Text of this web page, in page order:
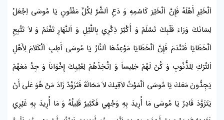
اَلْخَيْرِ أَهْلَهُ فَإِنَّ اَلْخَيْرَ كَاسْمِهِ وَ دَعِ اَلشَّرَّ لِكُلِّ مَفْتُونٍ يَا مُوسَى اِجْعَلْ
لِسَانَكَ وَرَاءَ قَلْبِكَ تَسْلَمْ وَ أَكْثِرْ ذِكْرِي بِاللَّيْلِ وَ اَلنَّهَارِ تَغْنَمْ وَ لاَ تَتَّبِعِ
اَلْخَطَايَا فَتَنْدَمَ فَإِنَّ اَلْخَطَايَا مَوْعِدُهَا اَلنَّارُيَامُوسَى أَطِبِ اَلْكَلاَمَ لِأَهْلِ
اَلتَّرْكِ لِلذُّنُوبِ وَ كُنْ لَهُمْ جَلِيساً وَ اِتَّخِذْهُمْ لِغَيْبِكَ إِخْوَاناً وَ جِدَّ مَعَهُمْ
يَجِدُّونَ مَعَكَ يَامُوسَى اَلْمَوْتُ لاَقِيكَ لاَ مَحَالَةَ فَتَزَوَّدْ زَادَ مَنْ هُوَ عَلَى أَنْ
يَتَزَوَّدَ قَادِرٌ يَا مُوسَى مَا أُرِيدَ بِهِ وَجْهِي فَكَثِيرٌ قَلِيلُهُ وَ مَا أُرِيدَ بِهِ غَيْرِي